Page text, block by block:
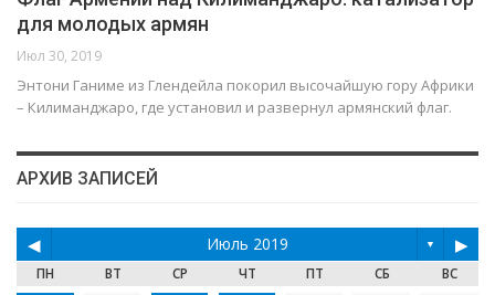
для молодых армян
Июл 30, 2019
Энтони Ганиме из Глендейла покорил высочайшую гору Африки
– Килиманджаро, где установил и развернул армянский флаг.
АРХИВ ЗАПИСЕЙ
◀ Июль 2019 ▼ ▶
ПН ВТ СР ЧТ ПТ СБ ВС